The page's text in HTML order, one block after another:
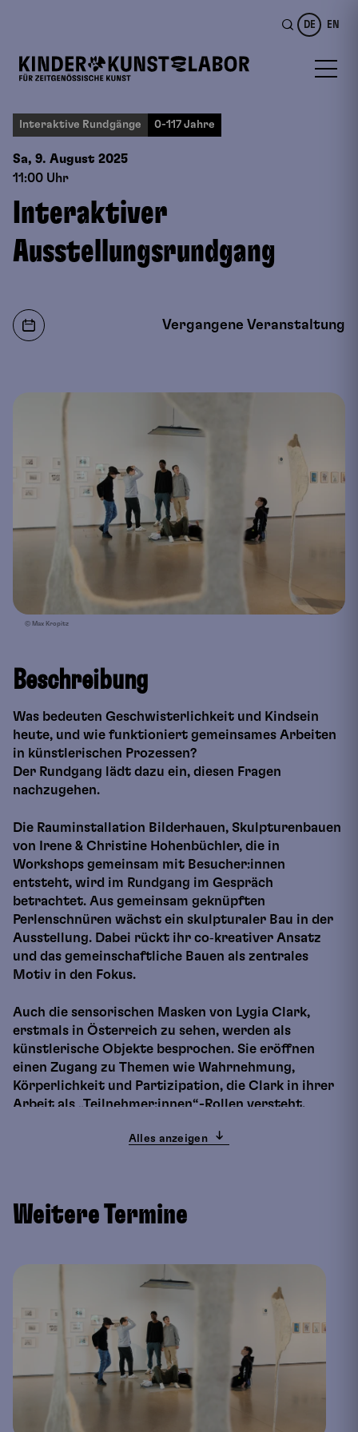
DE EN
Interaktive Rundgänge 0-117 Jahre
Sa, 9. August 2025
11:00 Uhr
Interaktiver
Ausstellungsrundgang
Vergangene Veranstaltung
© Max Kropitz
Beschreibung
Was bedeuten Geschwisterlichkeit und Kindsein
heute, und wie funktioniert gemeinsames Arbeiten
in künstlerischen Prozessen?
Der Rundgang lädt dazu ein, diesen Fragen
nachzugehen.
Die Rauminstallation Bilderhauen, Skulpturenbauen
von Irene & Christine Hohenbüchler, die in
Workshops gemeinsam mit Besucher:innen
entsteht, wird im Rundgang im Gespräch
betrachtet. Aus gemeinsam geknüpften
Perlenschnüren wächst ein skulpturaler Bau in der
Ausstellung. Dabei rückt ihr co‑kreativer Ansatz
und das gemeinschaftliche Bauen als zentrales
Motiv in den Fokus.
Auch die sensorischen Masken von Lygia Clark,
erstmals in Österreich zu sehen, werden als
künstlerische Objekte besprochen. Sie eröffnen
einen Zugang zu Themen wie Wahrnehmung,
Körperlichkeit und Partizipation, die Clark in ihrer
Arbeit als „Teilnehmer:innen“-Rollen versteht.
Yoko Gwen Halbwidls Werk Gatherings, Inseln aus
Kinderzimmer auszutauschen. Wann und wie die mit
werden kann, entscheidet die Kommunikation und
Zusammenarbeit der ganzen Gruppe.
Während dieses generationsübergreifenden
Rundgangs durch die Ausstellung erhalten
kunstinteressierte Besucher:innen vertiefende
Einblicke in ausgewählte Werke und künstlerische
Positionen. Parallel dazu sind Kinder eingeladen, in
Alles anzeigen
Weitere Termine